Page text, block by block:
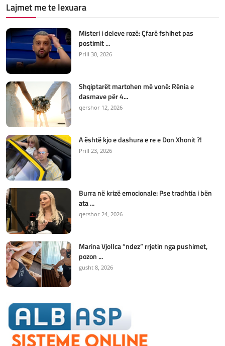
Lajmet me te lexuara
Misteri i deleve rozë: Çfarë fshihet pas
postimit ...
Prill 30, 2026
Shqiptarët martohen më vonë: Rënia e
dasmave për 4...
qershor 12, 2026
A është kjo e dashura e re e Don Xhonit ?!
Prill 23, 2026
Burra në krizë emocionale: Pse tradhtia i bën
ata ...
qershor 24, 2026
Marina Vjollca “ndez” rrjetin nga pushimet,
pozon ...
gusht 8, 2026